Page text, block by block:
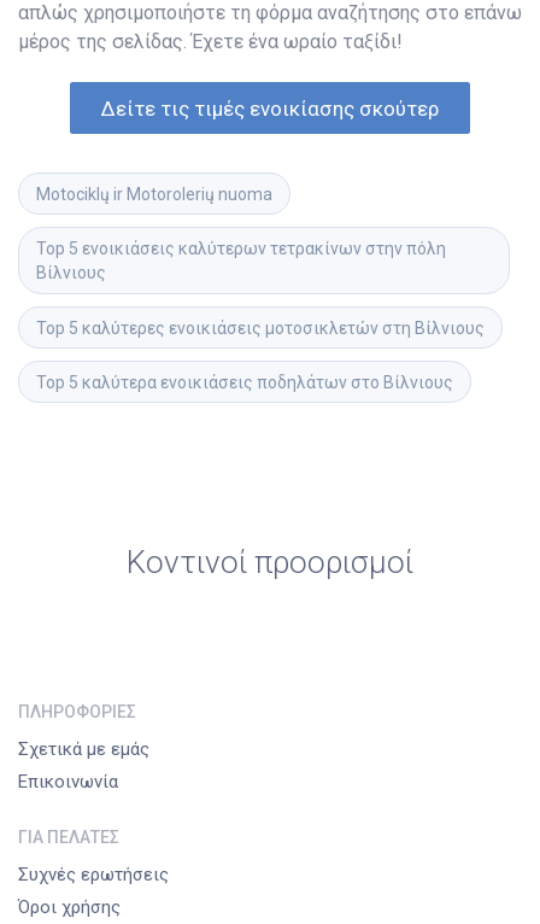
απλώς χρησιμοποιήστε τη φόρμα αναζήτησης στο επάνω
μέρος της σελίδας. Έχετε ένα ωραίο ταξίδι!
Δείτε τις τιμές ενοικίασης σκούτερ
Motociklų ir Motorolerių nuoma
Top 5 ενοικιάσεις καλύτερων τετρακίνων στην πόλη
Βίλνιους
Top 5 καλύτερες ενοικιάσεις μοτοσικλετών στη Βίλνιους
Top 5 καλύτερα ενοικιάσεις ποδηλάτων στο Βίλνιους
Κοντινοί προορισμοί
ΠΛΗΡΟΦΟΡΊΕΣ
Σχετικά με εμάς
Επικοινωνία
ΓΙΑ ΠΕΛΆΤΕΣ
Συχνές ερωτήσεις
Όροι χρήσης